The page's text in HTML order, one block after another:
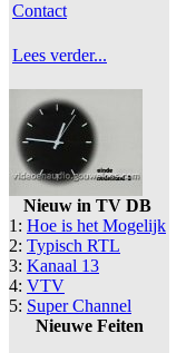
Contact
Lees verder...
Nieuw in TV DB
1: Hoe is het Mogelijk
2: Typisch RTL
3: Kanaal 13
4: VTV
5: Super Channel
Nieuwe Feiten